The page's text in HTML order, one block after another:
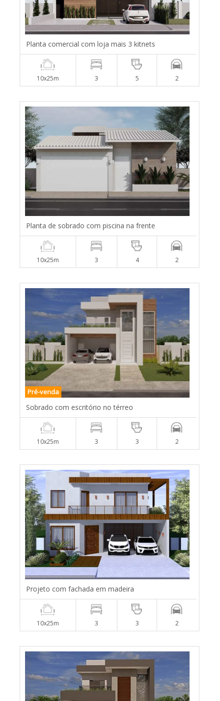
Planta comercial com loja mais 3 kitnets
10x25m 3 5 2
Planta de sobrado com piscina na frente
10x25m 3 4 2
Pré-venda
Sobrado com escritório no térreo
10x25m 3 3 2
Projeto com fachada em madeira
10x25m 3 3 2